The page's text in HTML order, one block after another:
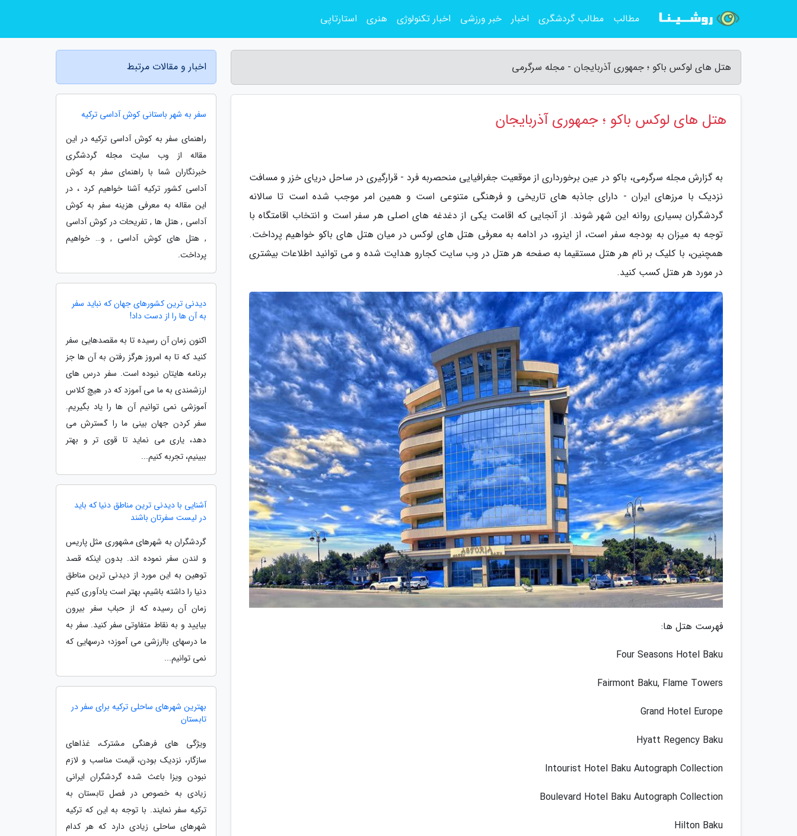
هتل های لوکس باکو ؛ جمهوری آذربایجان - مجله سرگرمی
هتل های لوکس باکو ؛ جمهوری آذربایجان
به گزارش مجله سرگرمی، باکو در عین برخورداری از موقعیت جغرافیایی منحصربه فرد - قرارگیری در ساحل دریای خزر و مسافت
نزدیک با مرزهای ایران - دارای جاذبه های تاریخی و فرهنگی متنوعی است و همین امر موجب شده است تا سالانه
گردشگران بسیاری روانه این شهر شوند. از آنجایی که اقامت یکی از دغدغه های اصلی هر سفر است و انتخاب اقامتگاه با
توجه به میزان به بودجه سفر است، از اینرو، در ادامه به معرفی هتل های لوکس در میان هتل های باکو خواهیم پرداخت.
همچنین، با کلیک بر نام هر هتل مستقیما به صفحه هر هتل در وب سایت کجارو هدایت شده و می توانید اطلاعات بیشتری
در مورد هر هتل کسب کنید.
فهرست هتل ها:
Four Seasons Hotel Baku
Fairmont Baku, Flame Towers
Grand Hotel Europe
Hyatt Regency Baku
Intourist Hotel Baku Autograph Collection
Boulevard Hotel Baku Autograph Collection
Hilton Baku
اخبار و مقالات مرتبط
سفر به شهر باستانی کوش آداسی ترکیه
راهنمای سفر به کوش آداسی ترکیه در این
مقاله از وب سایت مجله گردشگری
خبرنگاران شما با راهنمای سفر به کوش
آداسی کشور ترکیه آشنا خواهیم کرد ، در
این مقاله به معرفی هزینه سفر به کوش
آداسی , هتل ها , تفریحات در کوش آداسی
, هتل های کوش آداسی , و… خواهیم
پرداخت.
دیدنی ترین کشورهای جهان که نباید سفر
به آن ها را از دست داد!
اکنون زمان آن رسیده تا به مقصدهایی سفر
کنید که تا به امروز هرگز رفتن به آن ها جز
برنامه هایتان نبوده است. سفر درس های
ارزشمندی به ما می آموزد که در هیچ کلاس
آموزشی نمی توانیم آن ها را یاد بگیریم.
سفر کردن جهان بینی ما را گسترش می
دهد، یاری می نماید تا قوی تر و بهتر
ببینیم، تجربه کنیم...
آشنایی با دیدنی ترین مناطق دنیا که باید
در لیست سفرتان باشند
گردشگران به شهرهای مشهوری مثل پاریس
و لندن سفر نموده اند. بدون اینکه قصد
توهین به این مورد از دیدنی ترین مناطق
دنیا را داشته باشیم، بهتر است یادآوری کنیم
زمان آن رسیده که از حباب سفر بیرون
بیایید و به نقاط متفاوتی سفر کنید. سفر به
ما درسهای باارزشی می آموزد؛ درسهایی که
نمی توانیم...
بهترین شهرهای ساحلی ترکیه برای سفر در
تابستان
ویژگی های فرهنگی مشترک، غذاهای
سازگار، نزدیک بودن، قیمت مناسب و لازم
نبودن ویزا باعث شده گردشگران ایرانی
زیادی به خصوص در فصل تابستان به
ترکیه سفر نمایند. با توجه به این که ترکیه
شهرهای ساحلی زیادی دارد که هر کدام
مطالب مطالب گردشگری اخبار خبر ورزشی اخبار تکنولوژی هنری استارتاپی